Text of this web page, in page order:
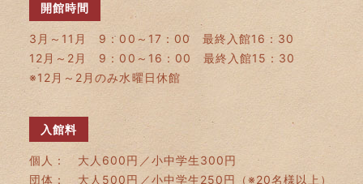
開館時間
3月～11月 9：00～17：00 最終入館16：30
12月～2月 9：00～16：00 最終入館15：30
※12月～2月のみ水曜日休館
入館料
個人： 大人600円／小中学生300円
団体： 大人500円／小中学生250円（※20名様以上）